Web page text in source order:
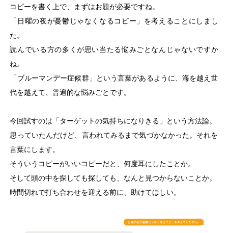
コピーを書く上で、まずはお題が必要ですね。
「日曜の夜が憂鬱じゃなくなるコピー」を考えることにしまし
た。
読んでいる方の多くが思い当たる悩みごとなんじゃないですか
ね。
「ブルーマンデー症候群」という言葉があるように、海を越え世
代を越えて、普遍的な悩みごとです。
今回試すのは「ターゲットの気持ちになりきる」という方法論。
思っていたんだけど、言われてみるまで気づかなかった。それを
言葉にします。
そういうコピーがいいコピーだと、何度耳にしたことか。
そして頭の中を探しても探しても、なんと見つからないことか。
時間切れで打ち合わせを迎える前に、助けてほしい。